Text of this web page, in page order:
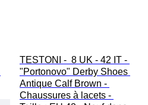
TESTONI -  8 UK - 42 IT -
"Portonovo" Derby Shoes
Antique Calf Brown -
Chaussures à lacets -